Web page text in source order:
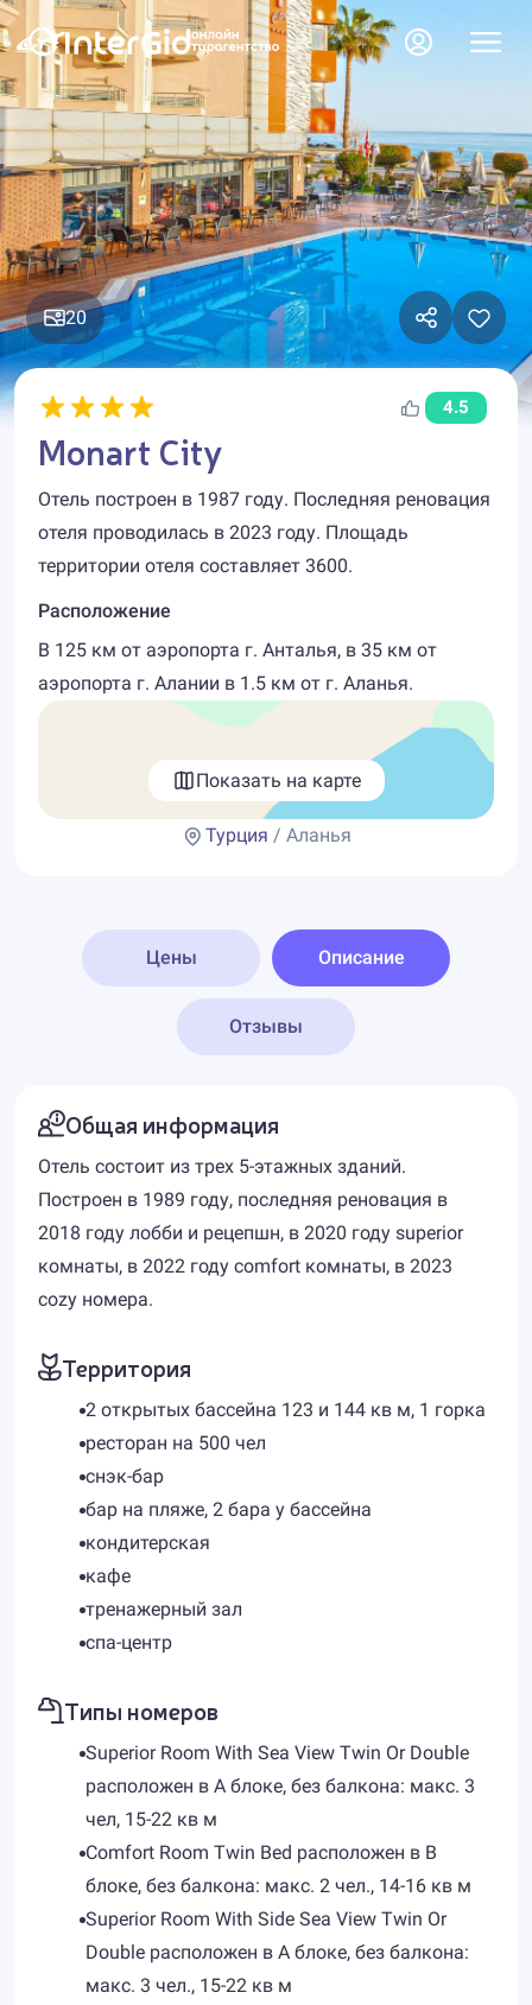
20
4.5
Monart City
Отель построен в 1987 году. Последняя реновация
отеля проводилась в 2023 году. Площадь
территории отеля составляет 3600.
Расположение
В 125 км от аэропорта г. Анталья, в 35 км от
аэропорта г. Алании в 1.5 км от г. Аланья.
Показать на карте
Турция / Аланья
Цены Описание
Отзывы
Общая информация
Отель состоит из трех 5-этажных зданий.
Построен в 1989 году, последняя реновация в
2018 году лобби и рецепшн, в 2020 году superior
комнаты, в 2022 году comfort комнаты, в 2023
cozy номера.
Территория
2 открытых бассейна 123 и 144 кв м, 1 горка
ресторан на 500 чел
снэк-бар
бар на пляже, 2 бара у бассейна
кондитерская
кафе
тренажерный зал
спа-центр
Типы номеров
Superior Room With Sea View Twin Or Double
расположен в A блоке, без балкона: макс. 3
чел, 15-22 кв м
Comfort Room Twin Bed расположен в B
блоке, без балкона: макс. 2 чел., 14-16 кв м
Superior Room With Side Sea View Twin Or
Double расположен в A блоке, без балкона:
макс. 3 чел., 15-22 кв м